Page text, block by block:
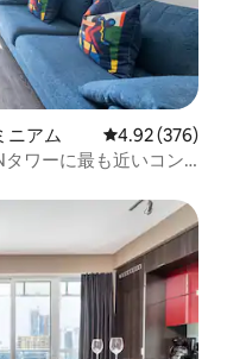
ニアム レビュー376
4.92 (376)
ワーに最も近いコン